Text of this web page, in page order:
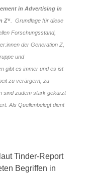
in Advertising in
Z“ . Grundlage für diese
Forschungsstand,
der Generation Z,
und
gibt es immer und es ist
zu verärgern, zu
sind zudem stark gekürzt
Als Quellenbelegt dient
Tinder-Report
Begriffen in